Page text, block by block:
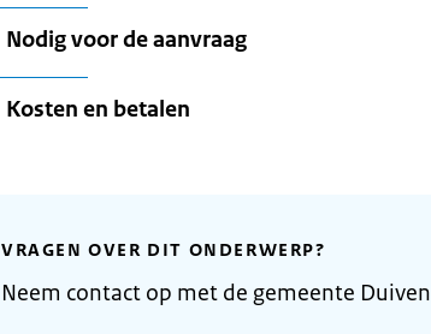
Nodig voor de aanvraag
Kosten en betalen
VRAGEN OVER DIT ONDERWERP?
Neem contact op met de gemeente Duiven